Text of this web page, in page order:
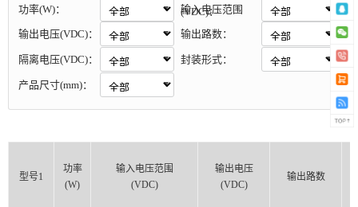
功率(W)： 输入电压范围
(VDC)：
输出电压(VDC)：
输出路数：
隔离电压(VDC)： 封装形式：
产品尺寸(mm)：
型号1
功率
(W)
输入电压范围
(VDC)
输出电压
(VDC)
输出路数